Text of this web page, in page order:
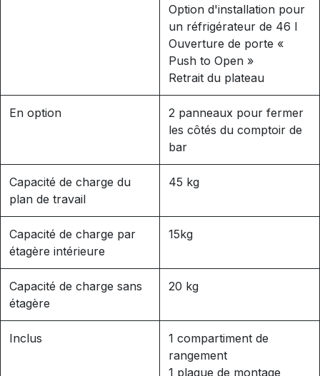
Option d'installation pour
un réfrigérateur de 46 l
Ouverture de porte «
Push to Open »
Retrait du plateau
En option
2 panneaux pour fermer
les côtés du comptoir de
bar
Capacité de charge du
plan de travail
45 kg
Capacité de charge par
étagère intérieure
15kg
Capacité de charge sans
étagère
20 kg
Inclus
1 compartiment de
rangement
1 plaque de montage